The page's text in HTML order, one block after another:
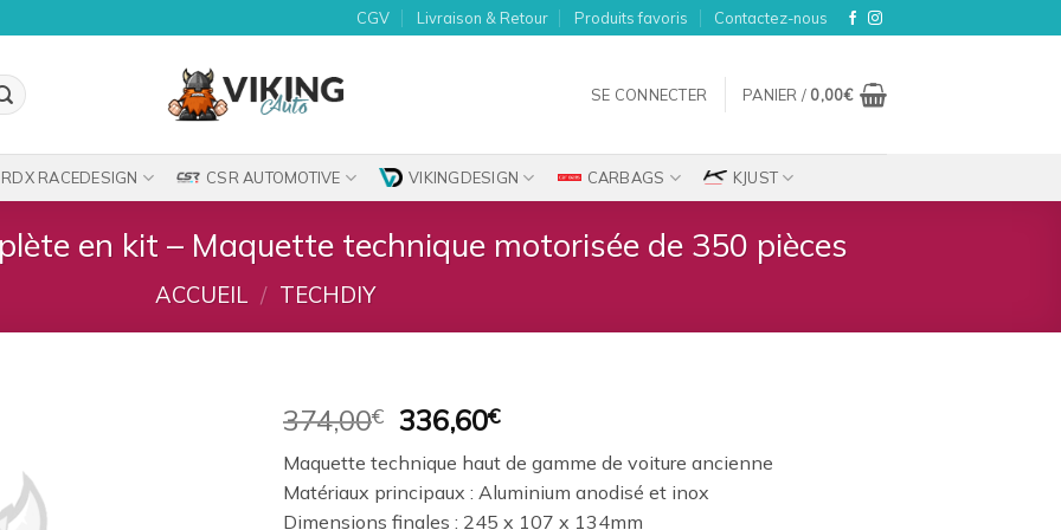
CGV Livraison & Retour Produits favoris Contactez-nous
SE CONNECTER PANIER / 0,00€
RDX RACEDESIGN CSR AUTOMOTIVE VIKINGDESIGN CARBAGS KJUST
en kit – Maquette technique motorisée de 350 pièces
ACCUEIL / TECHDIY
374,00€ Le
prix
initial
était :
336,60€Le
prix
actuel
est :
Maquette technique haut de gamme de voiture ancienne
Matériaux principaux : Aluminium anodisé et inox
Dimensions finales : 245 x 107 x 134mm